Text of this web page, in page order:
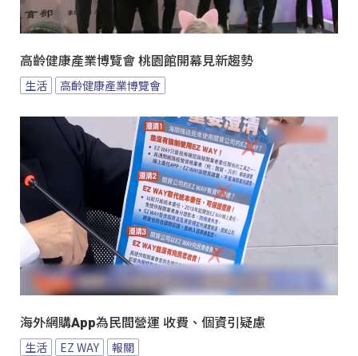
高齡健康產業博覽會 桃園館開幕見新趨勢
生活 高齡健康產業博覽會
海外網購App為民間營運 收費、個資引疑慮
生活 EZ WAY 報關